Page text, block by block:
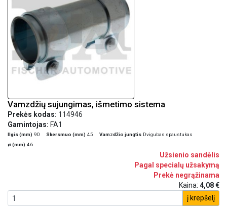
Vamzdžių sujungimas, išmetimo sistema
Prekės kodas: 114946
Gamintojas: FA1
Ilgis (mm) 90 Skersmuo (mm) 45 Vamzdžio jungtis Dvigubas spaustukas
ø (mm) 46
Užsienio sandėlis
Pagal specialų užsakymą
Prekė negrąžinama
Kaina: 4,08 €
į krepšelį